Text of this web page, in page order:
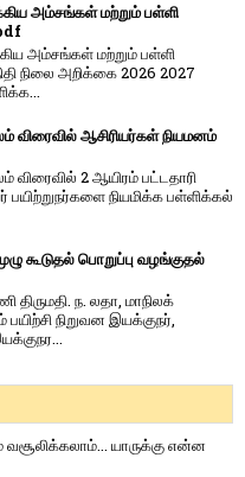
அம்சங்கள் மற்றும் பள்ளி
அம்சங்கள் மற்றும் பள்ளி
நிலை அறிக்கை 2026 2027
விரைவில் ஆசிரியர்கள் நியமனம்
விரை​வில் 2 ஆயிரம் பட்​ட​தாரி
பயிற்றுநர்​களை நியமிக்க பள்​ளிக்​கல்​
கூடுதல் பொறுப்பு வழங்குதல்
திருமதி. ந. லதா, மாநிலக்
நிறுவன இயக்குநர்,
யாருக்கு என்ன